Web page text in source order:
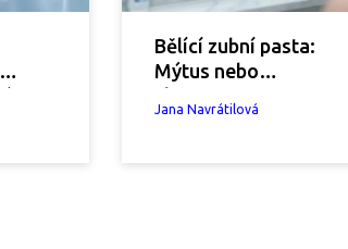
Bělící zubní pasta:
Mýtus nebo
funguje a co jen
Jana Navrátilová